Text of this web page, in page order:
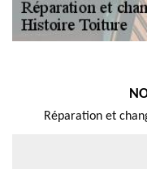
Réparation et